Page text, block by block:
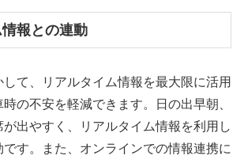
報との連動
て、リアルタイム情報を最大限に活用
の不安を軽減できます。日の出早朝、
出やすく、リアルタイム情報を利用し
す。また、オンラインでの情報連携に